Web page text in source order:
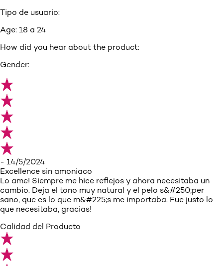
Tipo de usuario:
Age: 18 a 24
How did you hear about the product:
Gender:
- 14/5/2024
Excellence sin amoniaco
Lo ame! Siempre me hice reflejos y ahora necesitaba un
cambio. Deja el tono muy natural y el pelo s&#250;per
sano, que es lo que m&#225;s me importaba. Fue justo lo
que necesitaba, gracias!
Calidad del Producto